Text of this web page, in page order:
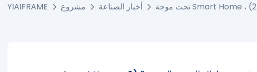
YIAIFRAME مشروع أخبار الصناعة